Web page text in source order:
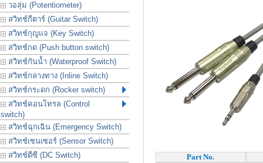
วอลุ่ม (Potentiometer)
สวิทช์กีตาร์ (Guitar Switch)
สวิทช์กุญแจ (Key Switch)
สวิทช์กด (Push button switch)
สวิทช์กันน้ำ (Waterproof Switch)
สวิทช์กลางทาง (Inline Switch)
สวิทช์กระดก (Rocker switch)
สวิทช์คอนโทรล (Control
switch)
สวิทช์ฉุกเฉิน (Emergency Switch)
สวิทช์เซนเซอร์ (Sensor Switch)
สวิทช์ดีซี (DC Switch)
Part No.